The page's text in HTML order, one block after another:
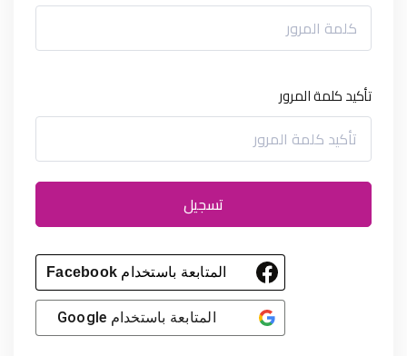
تأكيد كلمة المرور
تسجيل
المتابعة باستخدام Facebook
المتابعة باستخدام Google